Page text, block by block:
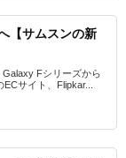
【サムスンの新
Fシリーズから
サイト、Flipkar...